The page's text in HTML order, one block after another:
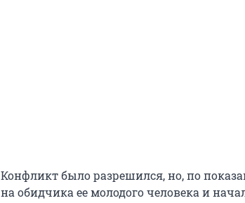
Конфликт было разрешился, но, по
на обидчика ее молодого человека и